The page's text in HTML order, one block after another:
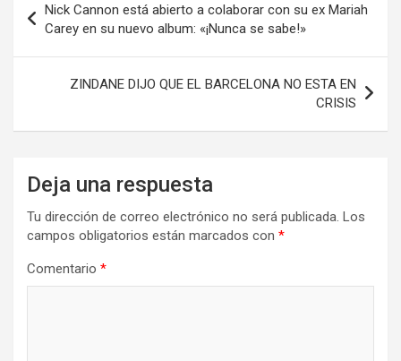
de
entradas
Nick Cannon está abierto a colaborar con su ex Mariah
Carey en su nuevo album: «¡Nunca se sabe!»
ZINDANE DIJO QUE EL BARCELONA NO ESTA EN
CRISIS
Deja una respuesta
Tu dirección de correo electrónico no será publicada. Los
campos obligatorios están marcados con *
Comentario *